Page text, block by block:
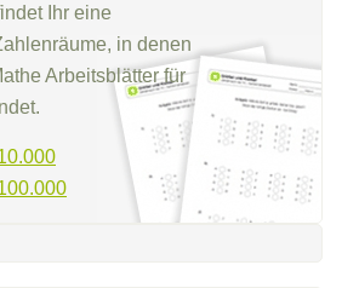
Ihr eine
in denen
Arbeitsblätter für